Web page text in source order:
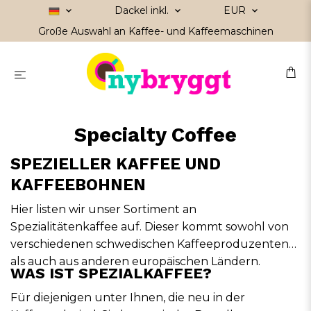
Dackel inkl.
EUR
Große Auswahl an Kaffee- und Kaffeemaschinen
Specialty Coffee
SPEZIELLER KAFFEE UND
KAFFEEBOHNEN
Hier listen wir unser Sortiment an
Spezialitätenkaffee auf. Dieser kommt sowohl von
verschiedenen schwedischen Kaffeeproduzenten
als auch aus anderen europäischen Ländern.
WAS IST SPEZIALKAFFEE?
Für diejenigen unter Ihnen, die neu in der